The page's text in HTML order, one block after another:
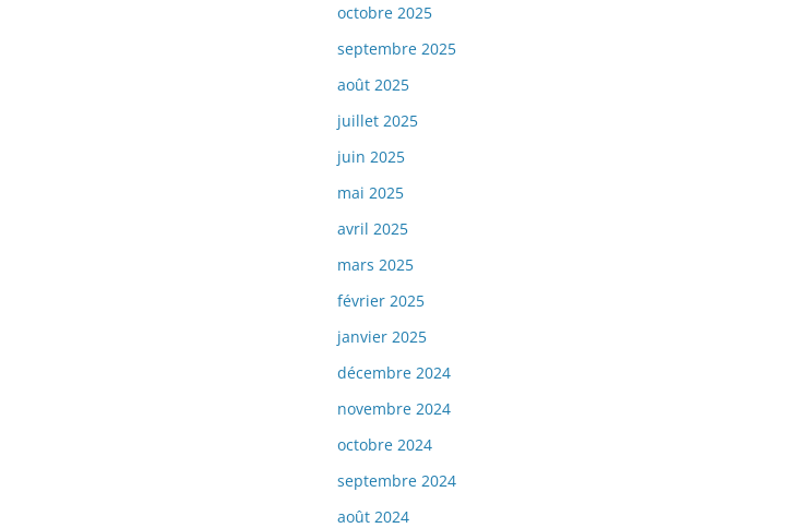
octobre 2025
septembre 2025
août 2025
juillet 2025
juin 2025
mai 2025
avril 2025
mars 2025
février 2025
janvier 2025
décembre 2024
novembre 2024
octobre 2024
septembre 2024
août 2024